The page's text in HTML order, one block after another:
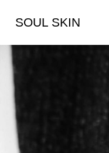
SOUL SKIN